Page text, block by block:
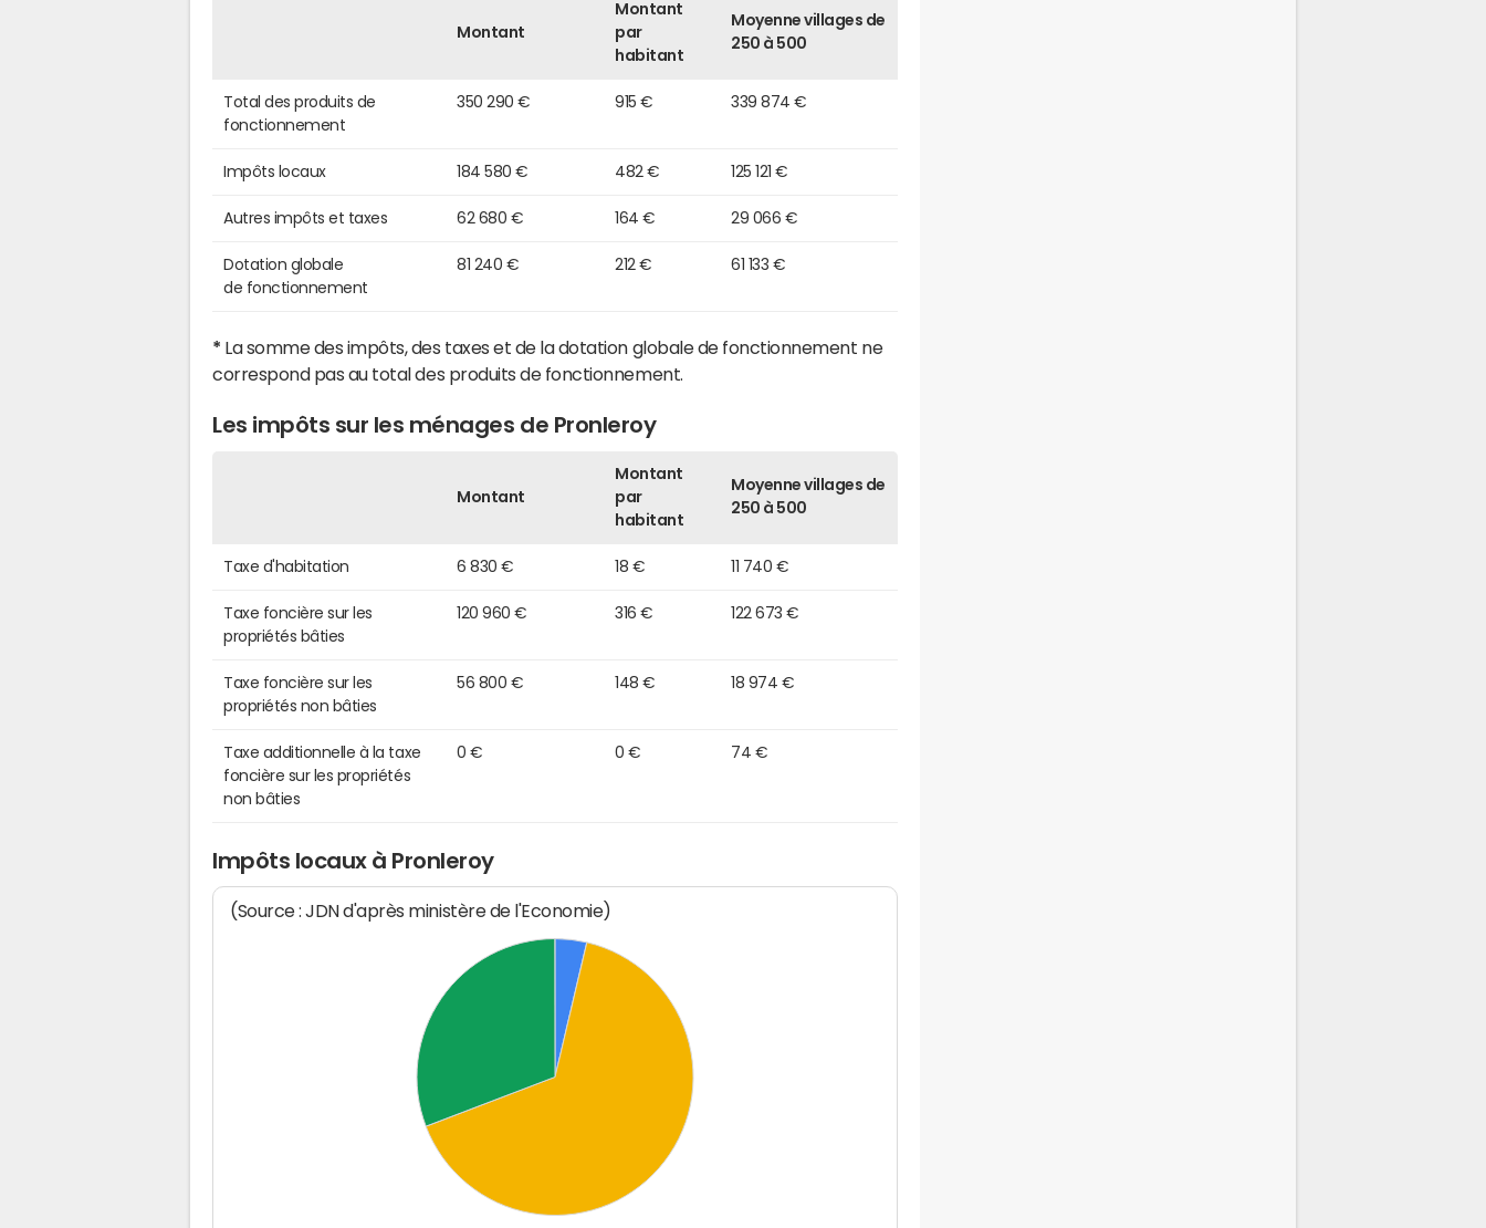
Montant
Montant
par
habitant
Moyenne villages de
250 à 500
Total des produits de
fonctionnement
350 290 € 915 € 339 874 €
Impôts locaux 184 580 € 482 € 125 121 €
Autres impôts et taxes 62 680 € 164 € 29 066 €
Dotation globale
de fonctionnement
81 240 € 212 € 61 133 €
* La somme des impôts, des taxes et de la dotation globale de fonctionnement ne
correspond pas au total des produits de fonctionnement.
Les impôts sur les ménages de Pronleroy
Montant
Montant
par
habitant
Moyenne villages de
250 à 500
Taxe d'habitation 6 830 € 18 € 11 740 €
Taxe foncière sur les
propriétés bâties
120 960 € 316 € 122 673 €
Taxe foncière sur les
propriétés non bâties
56 800 € 148 € 18 974 €
Taxe additionnelle à la taxe
foncière sur les propriétés
non bâties
0 € 0 € 74 €
Impôts locaux à Pronleroy
(Source : JDN d'après ministère de l'Economie)